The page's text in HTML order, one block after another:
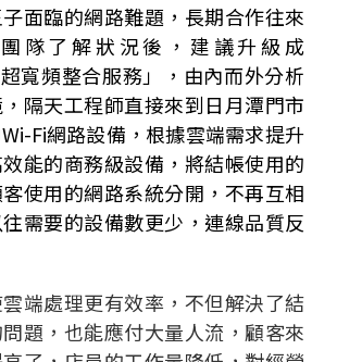
面臨的網路難題，長期合作往來
隊了解狀況後，建議升級成
超寬頻整合服務」，由內而外分析
隔天工程師直接來到日月潭門市
Wi-Fi網路設備，根據雲端需求提升
能的商務級設備，將結帳使用的
使用的網路系統分開，不再互相
需要的設備數更少，連線品質反
端處理更有效率，不但解決了結
題，也能應付大量人流，顧客來